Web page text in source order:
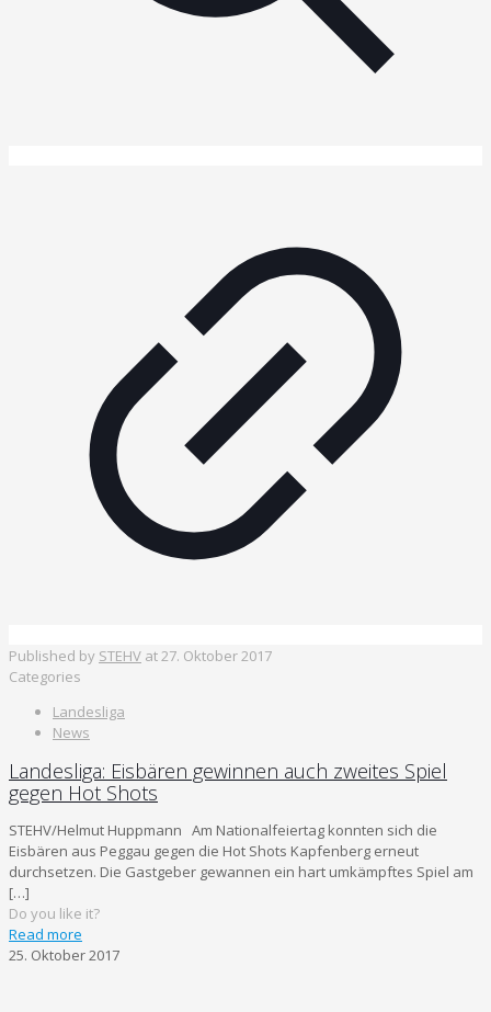
Published by STEHV at27. Oktober 2017
Categories
Landesliga
News
Landesliga: Eisbären gewinnen auch zweites Spiel
gegen Hot Shots
STEHV/Helmut Huppmann Am Nationalfeiertag konnten sich die
Eisbären aus Peggau gegen die Hot Shots Kapfenberg erneut
durchsetzen. Die Gastgeber gewannen ein hart umkämpftes Spiel am
[…]
Do you like it?
Read more
25. Oktober 2017